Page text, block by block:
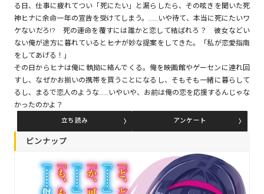
コミックパルフェ
閉じる
る日、仕事に疲れてつい「死にたい」と漏らしたら、その呟きを聞いた死
神ヒナに余命一年の宣告を受けてしまう。……いや待て、本当に死にたいワ
ケないだろ!? 死の運命を覆すには誰かと恋して結ばれろ？ 彼女などい
ない俺が途方に暮れていると――ヒナが妙な提案をしてきた。「私が恋愛指南
をしてあげる！」
その日からヒナは俺に執拗に絡んでくる。俺を映画館やゲーセンに連れ回
すし、なぜかお揃いの携帯を買うことになるし、そもそも一緒に暮らして
るし、まるで恋人のような……いやいや、お前は俺の恋を応援するんじゃな
かったのかよ？
立ち読み アンケート
ピンナップ